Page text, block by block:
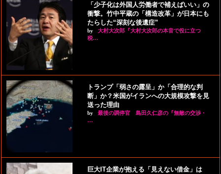
「少子化は外国人労働者で補えばいい」の
衝撃。竹中平蔵の「構造改革」が日本にも
たらした“深刻な後遺症”
by
大村大次郎『大村大次郎の本音で役に立つ
税…
トランプ「弱さの露呈」か「合理的な判
断」か？米国がイランへの大規模攻撃を見
送った理由
by
最後の調停官 島田久仁彦の『無敵の交渉・
…
巨大IT企業が抱える「見えない借金」は